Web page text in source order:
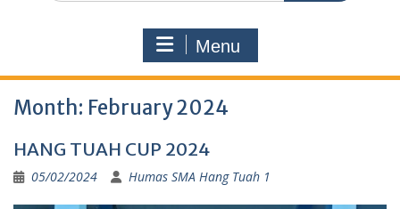
Menu
Month: February 2024
HANG TUAH CUP 2024
05/02/2024 Humas SMA Hang Tuah 1